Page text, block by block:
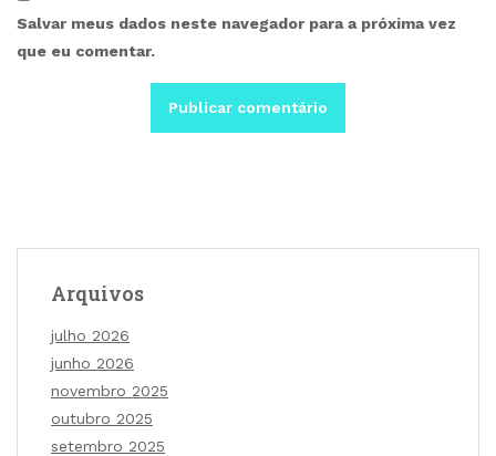
Salvar meus dados neste navegador para a próxima vez
que eu comentar.
Arquivos
julho 2026
junho 2026
novembro 2025
outubro 2025
setembro 2025